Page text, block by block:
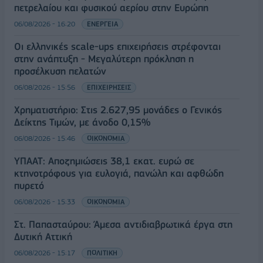
πετρελαίου και φυσικού αερίου στην Ευρώπη
06/08/2026 - 16:20 ΕΝΕΡΓΕΙΑ
Οι ελληνικές scale-ups επιχειρήσεις στρέφονται
στην ανάπτυξη - Μεγαλύτερη πρόκληση η
προσέλκυση πελατών
06/08/2026 - 15:56 ΕΠΙΧΕΙΡΗΣΕΙΣ
Χρηματιστήριο: Στις 2.627,95 μονάδες ο Γενικός
Δείκτης Τιμών, με άνοδο 0,15%
06/08/2026 - 15:46 ΟΙΚΟΝΟΜΙΑ
ΥΠΑΑΤ: Αποζημιώσεις 38,1 εκατ. ευρώ σε
κτηνοτρόφους για ευλογιά, πανώλη και αφθώδη
πυρετό
06/08/2026 - 15:33 ΟΙΚΟΝΟΜΙΑ
Στ. Παπασταύρου: Άμεσα αντιδιαβρωτικά έργα στη
Δυτική Αττική
06/08/2026 - 15:17 ΠΟΛΙΤΙΚΗ